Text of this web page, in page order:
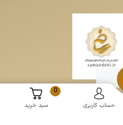
حساب کاربری
0
سبد خرید